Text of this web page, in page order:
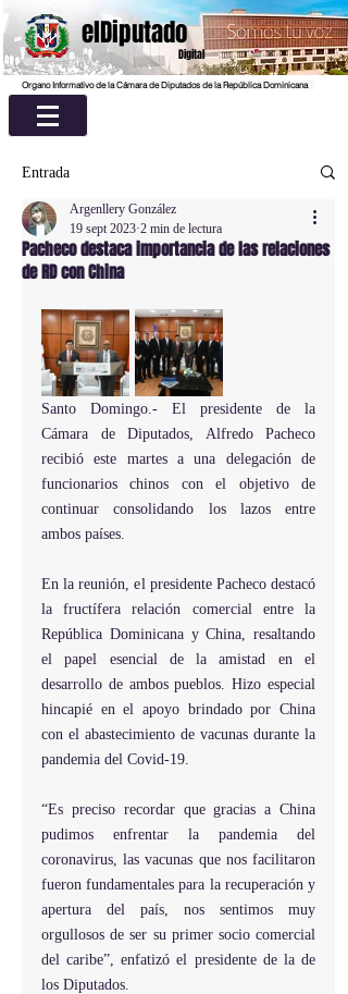
elDiputado
Digital
Organo Informativo de la Cámara de Diputados de la República Dominicana
Entrada
Pacheco destaca importancia de las relaciones
de RD con China
Argenllery González
19 sept 2023 2 min de lectura
Santo Domingo.- El presidente de la
Cámara de Diputados, Alfredo Pacheco
recibió este martes a una delegación de
funcionarios chinos con el objetivo de
continuar consolidando los lazos entre
ambos países.
En la reunión, el presidente Pacheco destacó
la fructífera relación comercial entre la
República Dominicana y China, resaltando
el papel esencial de la amistad en el
desarrollo de ambos pueblos. Hizo especial
hincapié en el apoyo brindado por China
con el abastecimiento de vacunas durante la
pandemia del Covid-19.
“Es preciso recordar que gracias a China
pudimos enfrentar la pandemia del
coronavirus, las vacunas que nos facilitaron
fueron fundamentales para la recuperación y
apertura del país, nos sentimos muy
orgullosos de ser su primer socio comercial
del caribe”, enfatizó el presidente de la de
los Diputados.